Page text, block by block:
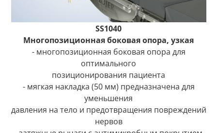
SS1040
Многопозиционная боковая опора, узкая
- многопозиционная боковая опора для
оптимального
позиционирования пациента
- мягкая накладка (50 мм) предназначена для
уменьшения
давления на тело и предотвращения повреждений
нервов